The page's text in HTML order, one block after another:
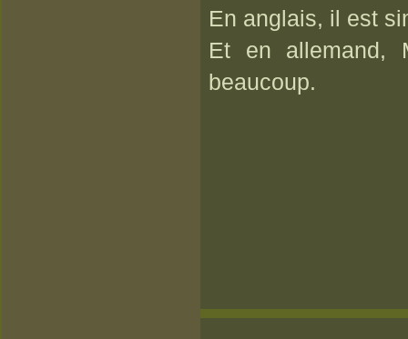
En anglais, il est
Et en allemand,
beaucoup.